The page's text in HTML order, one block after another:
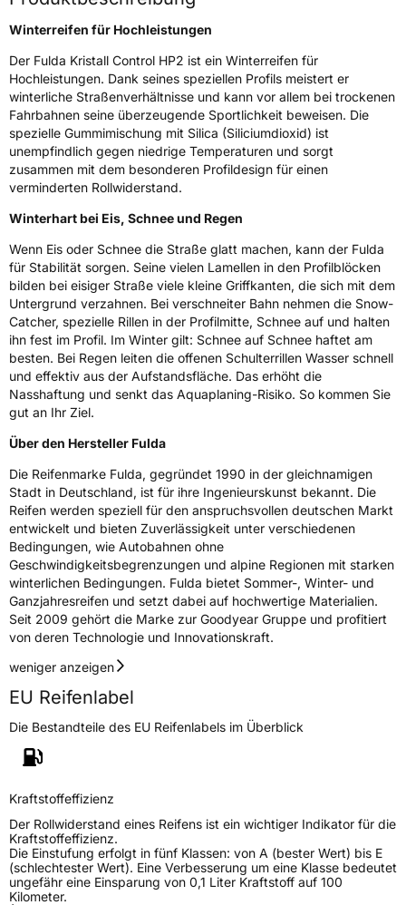
Fahrzeugklasse C1
3PMSF / Schneeflockensymbol / Alpine-Symbol Ja
EisgripNein
EPREL ID652148
Allgemeine Produktsicherheit (GPSR)
Herstellerkontakt
Goodyear S.A. Innovation Center, Avenue
Gordon Smith 7750 Colmar-Berg Luxemburg,
www.goodyear.eu
Winterreifen für Hochleistungen
Der Fulda Kristall Control HP2 ist ein Winterreifen für
Hochleistungen. Dank seines speziellen Profils meistert er
winterliche Straßenverhältnisse und kann vor allem bei trockenen
Fahrbahnen seine überzeugende Sportlichkeit beweisen. Die
spezielle Gummimischung mit Silica (Siliciumdioxid) ist
unempfindlich gegen niedrige Temperaturen und sorgt
zusammen mit dem besonderen Profildesign für einen
verminderten Rollwiderstand.
Winterhart bei Eis, Schnee und Regen
Wenn Eis oder Schnee die Straße glatt machen, kann der Fulda
für Stabilität sorgen. Seine vielen Lamellen in den Profilblöcken
bilden bei eisiger Straße viele kleine Griffkanten, die sich mit dem
Untergrund verzahnen. Bei verschneiter Bahn nehmen die Snow-
Catcher, spezielle Rillen in der Profilmitte, Schnee auf und halten
ihn fest im Profil. Im Winter gilt: Schnee auf Schnee haftet am
besten. Bei Regen leiten die offenen Schulterrillen Wasser schnell
und effektiv aus der Aufstandsfläche. Das erhöht die
Nasshaftung und senkt das Aquaplaning-Risiko. So kommen Sie
gut an Ihr Ziel.
Über den Hersteller Fulda
Die Reifenmarke Fulda, gegründet 1990 in der gleichnamigen
Stadt in Deutschland, ist für ihre Ingenieurskunst bekannt. Die
Reifen werden speziell für den anspruchsvollen deutschen Markt
entwickelt und bieten Zuverlässigkeit unter verschiedenen
Bedingungen, wie Autobahnen ohne
Geschwindigkeitsbegrenzungen und alpine Regionen mit starken
winterlichen Bedingungen. Fulda bietet Sommer-, Winter- und
Ganzjahresreifen und setzt dabei auf hochwertige Materialien.
Seit 2009 gehört die Marke zur Goodyear Gruppe und profitiert
von deren Technologie und Innovationskraft.
weniger anzeigen
EU Reifenlabel
Die Bestandteile des EU Reifenlabels im Überblick
Kraftstoffeffizienz
Der Rollwiderstand eines Reifens ist ein wichtiger Indikator für die
Kraftstoffeffizienz.
Die Einstufung erfolgt in fünf Klassen: von A (bester Wert) bis E
(schlechtester Wert). Eine Verbesserung um eine Klasse bedeutet
ungefähr eine Einsparung von 0,1 Liter Kraftstoff auf 100
Kilometer.